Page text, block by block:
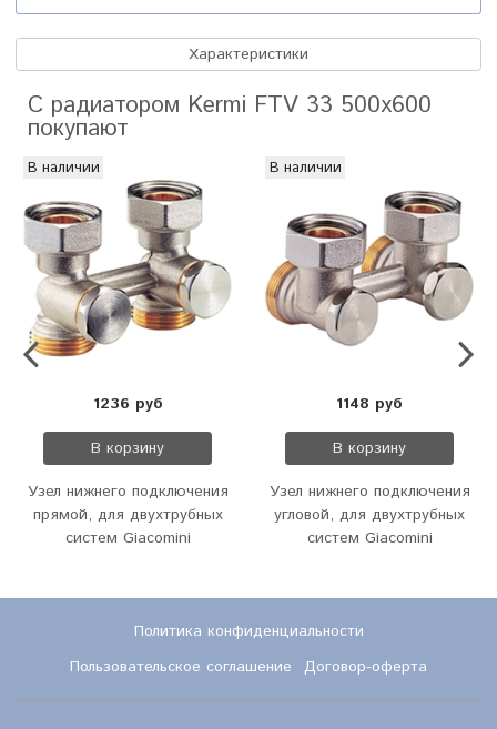
Характеристики
С радиатором Kermi FTV 33 500х600
покупают
В наличии
1236 руб
В корзину
Узел нижнего подключения
прямой, для двухтрубных
систем Giacomini
В наличии
1148 руб
В корзину
Узел нижнего подключения
угловой, для двухтрубных
систем Giacomini
Политика конфиденциальности
Пользовательское соглашение
Договор-оферта